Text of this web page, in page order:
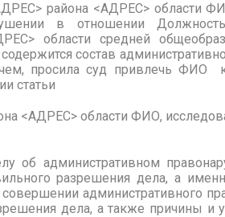
района <АДРЕС> области
в отношении Должность
области средней
состав
просила суд привлечь ФИО к
статьи
<АДРЕС> области ФИО,
об административном
разрешения дела, а
административного
дела, а также причины и